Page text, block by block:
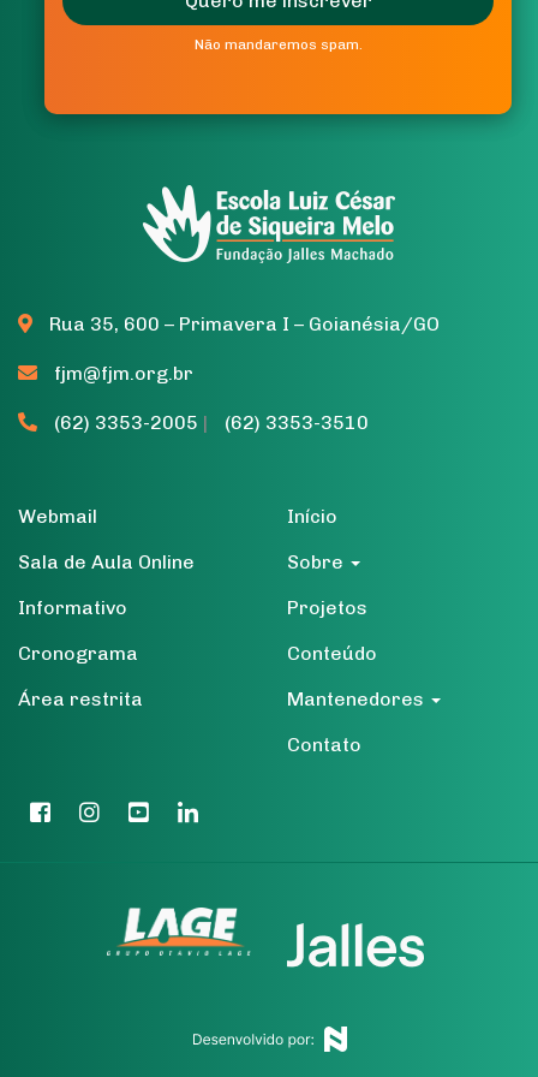
Não mandaremos spam.
Não mandaremos spam.
Rua 35, 600 – Primavera I – Goianésia/GO
fjm@fjm.org.br
(62) 3353-2005 | (62) 3353-3510
Webmail
Sala de Aula Online
Informativo
Cronograma
Área restrita
Início
Sobre
Projetos
Conteúdo
Mantenedores
Contato